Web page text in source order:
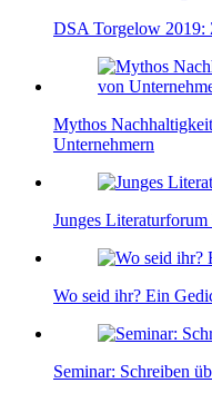
DSA Torgelow 2019:
Mythos
Unternehmern
Junges
Wo seid ihr? Ein
Seminar: Schreiben